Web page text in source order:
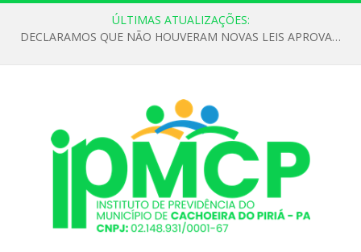
ÚLTIMAS ATUALIZAÇÕES:
DECLARAMOS QUE NÃO HOUVERAM NOVAS LEIS APROVADAS ATÉ O MOMENTO PARA O INSTITUTO DE PREVIDÊNCIA NO ANO DE 2026